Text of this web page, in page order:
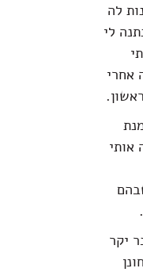
לה
לי
אחרי
אותי
יקר